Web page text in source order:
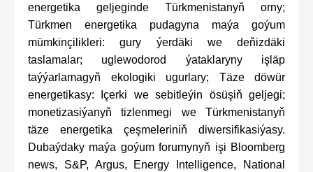
energetika geljeginde Türkmenistanyň orny;
Türkmen energetika pudagyna maýa goýum
mümkinçilikleri: gury ýerdäki we deňizdäki
taslamalar; uglewodorod ýataklaryny işläp
taýýarlamagyň ekologiki ugurlary; Täze döwür
energetikasy: Içerki we sebitleýin ösüşiň geljegi;
monetizasiýanyň tizlenmegi we Türkmenistanyň
täze energetika çeşmeleriniň diwersifikasiýasy.
Dubaýdaky maýa goýum forumynyň işi Bloomberg
news, S&P, Argus, Energy Intelligence, National